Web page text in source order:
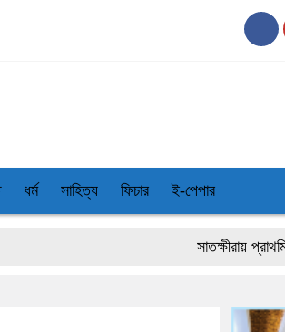
ধর্ম সাহিত্য ফিচার ই-পেপার
সাতক্ষীরায় প্রাথমিক